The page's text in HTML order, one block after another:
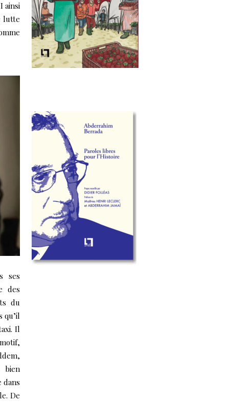
ainsi
lutte
ses
des
du
qu’il
Il
bien
dans
De